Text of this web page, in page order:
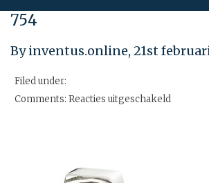
754
By inventus.online, 21st
Filed under:
Comments: Reacties uitgeschakeld